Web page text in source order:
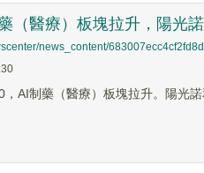
（醫療）板塊拉升，陽光
news_content/
，AI制藥（醫療）板塊拉升。陽光